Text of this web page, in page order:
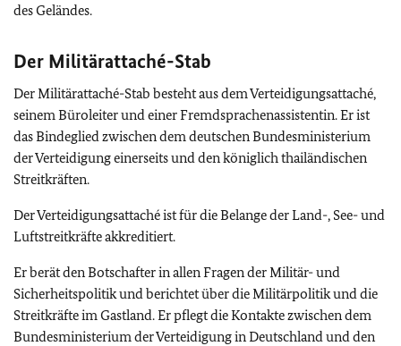
des Geländes.
Der Militärattaché-Stab
Der Militärattaché-Stab besteht aus dem Verteidigungsattaché,
seinem Büroleiter und einer Fremdsprachenassistentin. Er ist
das Bindeglied zwischen dem deutschen Bundesministerium
der Verteidigung einerseits und den königlich thailändischen
Streitkräften.
Der Verteidigungsattaché ist für die Belange der Land-, See- und
Luftstreitkräfte akkreditiert.
Er berät den Botschafter in allen Fragen der Militär- und
Sicherheitspolitik und berichtet über die Militärpolitik und die
Streitkräfte im Gastland. Er pflegt die Kontakte zwischen dem
Bundesministerium der Verteidigung in Deutschland und den